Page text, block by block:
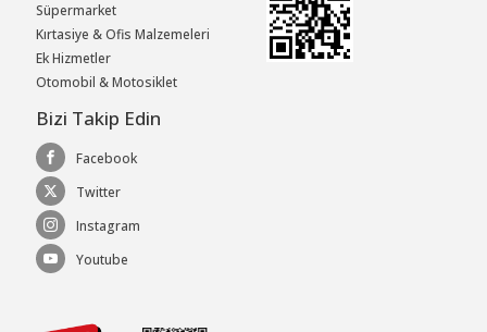
Süpermarket
Kırtasiye & Ofis Malzemeleri
Ek Hizmetler
Otomobil & Motosiklet
Bizi Takip Edin
Facebook
Twitter
Instagram
Youtube